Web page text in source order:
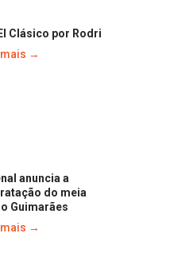
Clásico por Rodri
mais →
anuncia a
do meia
Guimarães
mais →